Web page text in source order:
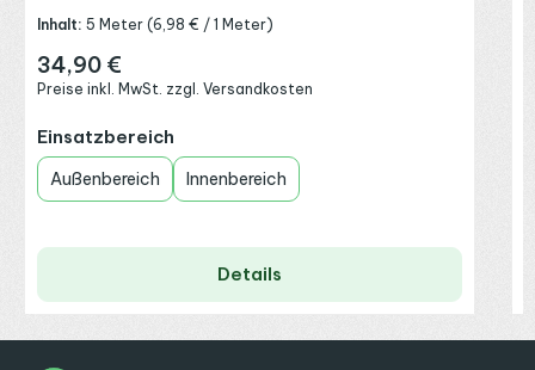
Inhalt:5 Meter(6,98 € / 1 Meter)
Regulärer Preis:
34,90 €
Preise inkl. MwSt. zzgl. Versandkosten
Einsatzbereich
Außenbereich Innenbereich
Details